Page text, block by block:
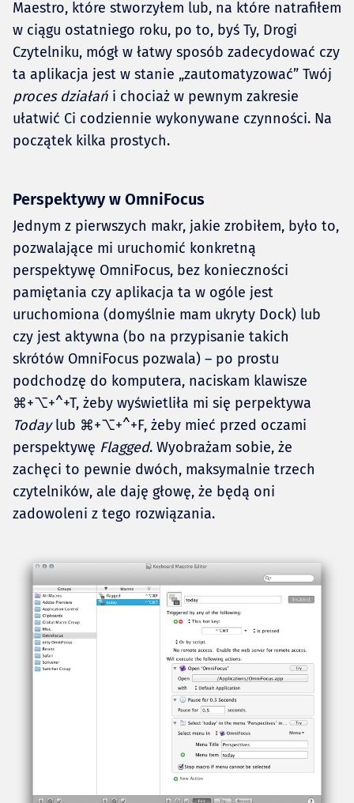
Maestro, które stworzyłem lub, na które natrafiłem
w ciągu ostatniego roku, po to, byś Ty, Drogi
Czytelniku, mógł w łatwy sposób zadecydować czy
ta aplikacja jest w stanie „zautomatyzować” Twój
proces działań i chociaż w pewnym zakresie
ułatwić Ci codziennie wykonywane czynności. Na
początek kilka prostych.
Perspektywy w OmniFocus
Jednym z pierwszych makr, jakie zrobiłem, było to,
pozwalające mi uruchomić konkretną
perspektywę OmniFocus, bez konieczności
pamiętania czy aplikacja ta w ogóle jest
uruchomiona (domyślnie mam ukryty Dock) lub
czy jest aktywna (bo na przypisanie takich
skrótów OmniFocus pozwala) – po prostu
podchodzę do komputera, naciskam klawisze
⌘+⌥+^+T, żeby wyświetliła mi się perpektywa
Todaylub ⌘+⌥+^+F, żeby mieć przed oczami
perspektywę Flagged. Wyobrażam sobie, że
zachęci to pewnie dwóch, maksymalnie trzech
czytelników, ale daję głowę, że będą oni
zadowoleni z tego rozwiązania.